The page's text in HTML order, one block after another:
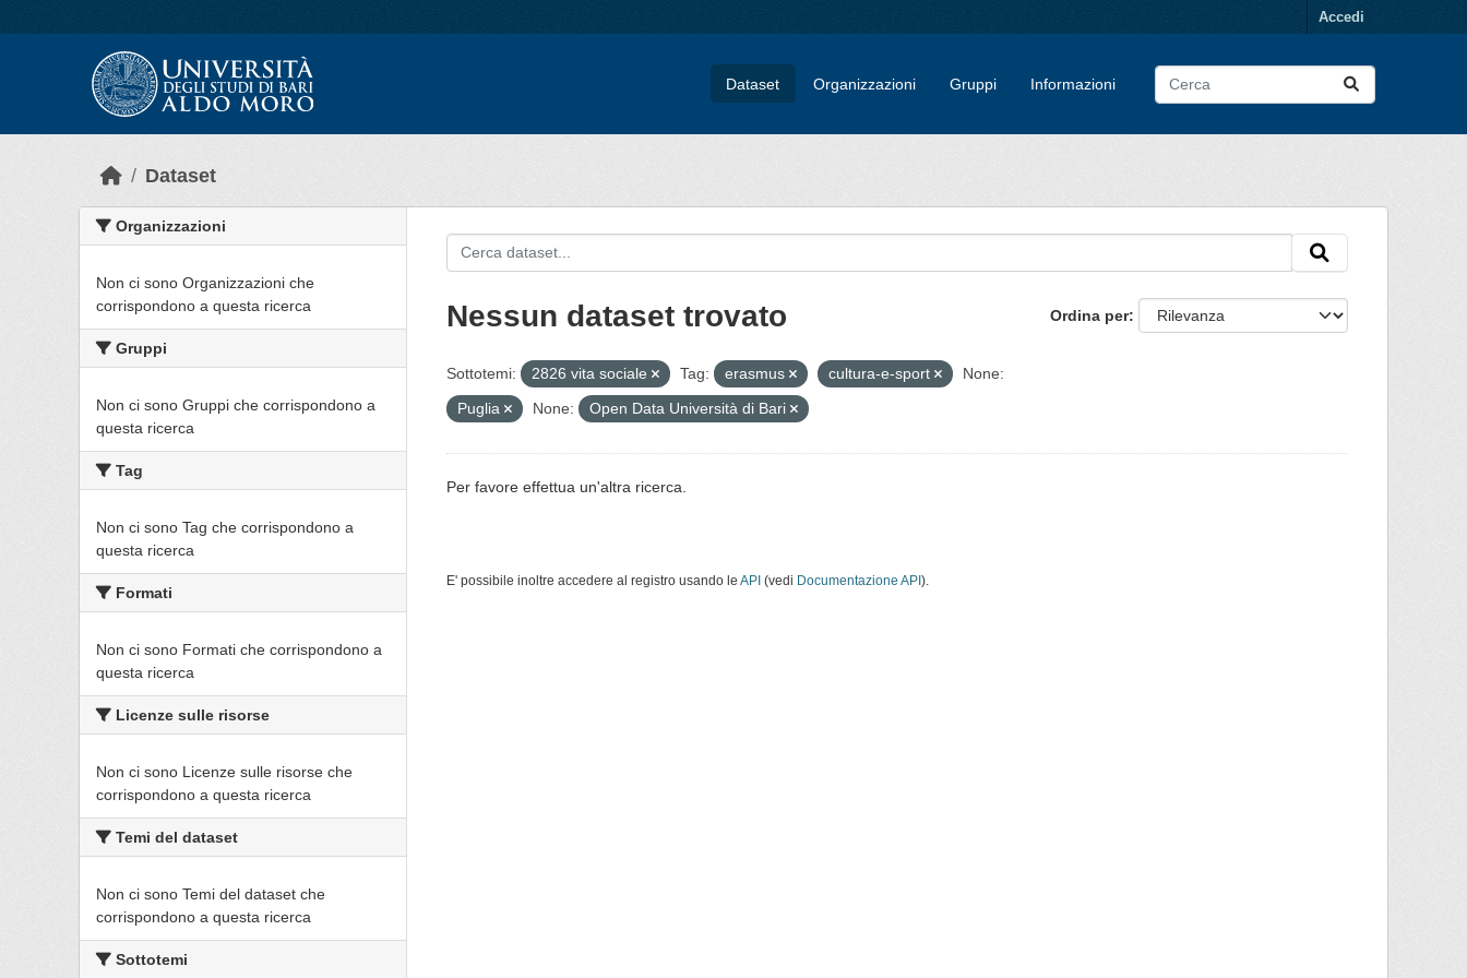
Accedi
Dataset Organizzazioni Gruppi Informazioni
Dataset
Organizzazioni
Non ci sono Organizzazioni che
corrispondono a questa ricerca
Gruppi
Non ci sono Gruppi che corrispondono a
questa ricerca
Tag
Non ci sono Tag che corrispondono a
questa ricerca
Formati
Non ci sono Formati che corrispondono a
questa ricerca
Licenze sulle risorse
Non ci sono Licenze sulle risorse che
corrispondono a questa ricerca
Temi del dataset
Non ci sono Temi del dataset che
corrispondono a questa ricerca
Sottotemi
Ordina per
Nessun dataset trovato
Sottotemi: 2826 vita sociale Tag: erasmus cultura-e-sport
None:
Puglia
None: Open Data Università di Bari
Per favore effettua un'altra ricerca.
E' possibile inoltre accedere al registro usando le API (vedi Documentazione API ).